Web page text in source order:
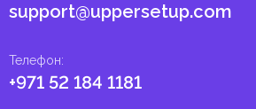
Телефон:
+971 52 184 1181
support@uppersetup.com